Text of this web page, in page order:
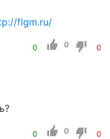
flgm.ru/
0 0 0
0 0 0